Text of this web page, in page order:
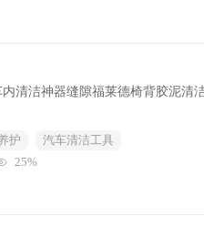
清洁神器缝隙福莱德椅背胶泥清
护
汽车清洁工具
25%